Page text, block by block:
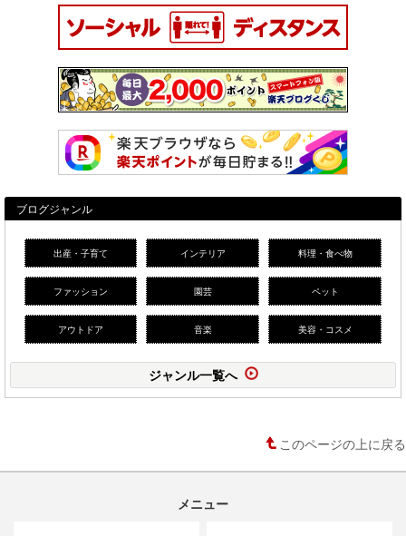
ブログジャンル
出産・子育て インテリア 料理・食べ物
ファッション 園芸 ペット
アウトドア 音楽 美容・コスメ
ジャンル一覧へ
このページの上に戻る
メニュー